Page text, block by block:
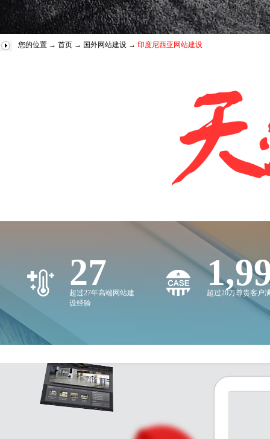
您的位置 → 首页 → 国外网站建设 → 印度尼西亚网站建设
27
超过27年高端网站建
设经验
超过20万尊贵客户